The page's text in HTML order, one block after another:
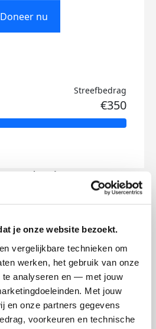
je onze website bezoekt.
vergelijkbare technieken om
werken, het gebruik van onze
te analyseren en — met jouw
Met jouw
en onze partners gegevens
voorkeuren en technische
Doneer nu
Streefbedrag
€350
badges